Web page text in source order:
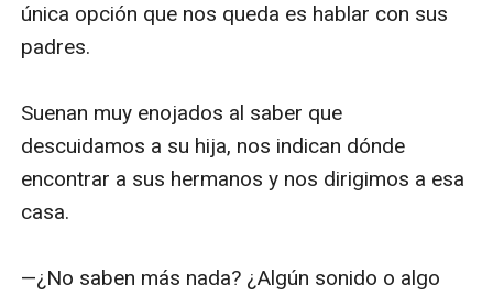
única opción que nos queda es hablar con sus
padres.
Suenan muy enojados al saber que
descuidamos a su hija, nos indican dónde
encontrar a sus hermanos y nos dirigimos a esa
casa.
—¿No saben más nada? ¿Algún sonido o algo